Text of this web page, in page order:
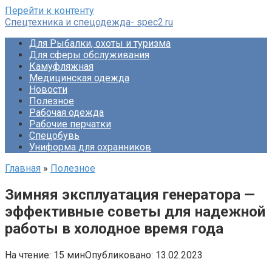
Перейти к контенту
Спецтехника и спецодежда- spec2.ru
Для Рыбалки, охоты и туризма
Для сферы обслуживания
Камуфляжная
Медицинская одежда
Новости
Полезное
Рабочая одежда
Рабочие перчатки
Спецобувь
Униформа для охранников
Главная » Полезное
Зимняя эксплуатация генератора —
эффективные советы для надежной
работы в холодное время года
На чтение: 15 минОпубликовано: 13.02.2023